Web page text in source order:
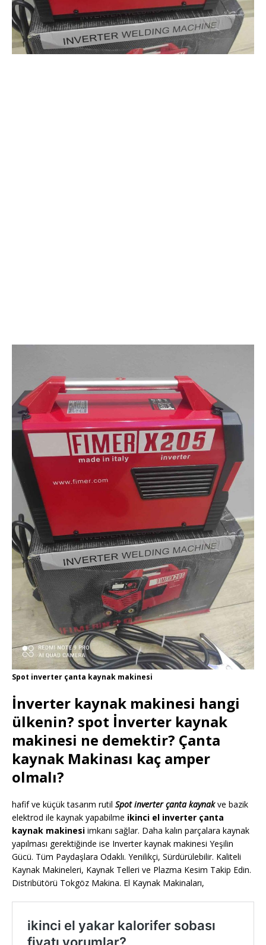
Spot inverter çanta kaynak makinesi
İnverter kaynak makinesi hangi
ülkenin? spot İnverter kaynak
makinesi ne demektir? Çanta
kaynak Makinası kaç amper
olmalı?
hafif ve küçük tasarım rutil Spot inverter çanta kaynakve bazik
elektrod ile kaynak yapabilme ikinci el inverter çanta
kaynak makinesi imkanı sağlar. Daha kalın parçalara kaynak
yapılması gerektiğinde ise Inverter kaynak makinesi Yeşilin
Gücü. Tüm Paydaşlara Odaklı. Yenilikçi, Sürdürülebilir. Kaliteli
Kaynak Makineleri, Kaynak Telleri ve Plazma Kesim Takip Edin.
Distribütörü Tokgöz Makina. El Kaynak Makinaları,